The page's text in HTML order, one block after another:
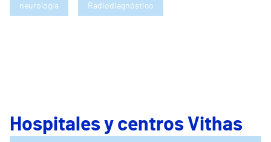
neurologia Radiodiagnóstico
Hospitales y centros Vithas